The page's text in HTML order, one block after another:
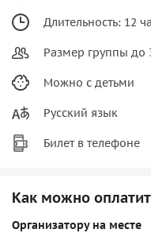
Длительность: 12
Размер группы до
Можно с детьми
Русский язык
Билет в телефоне
Как можно
Организатору на месте